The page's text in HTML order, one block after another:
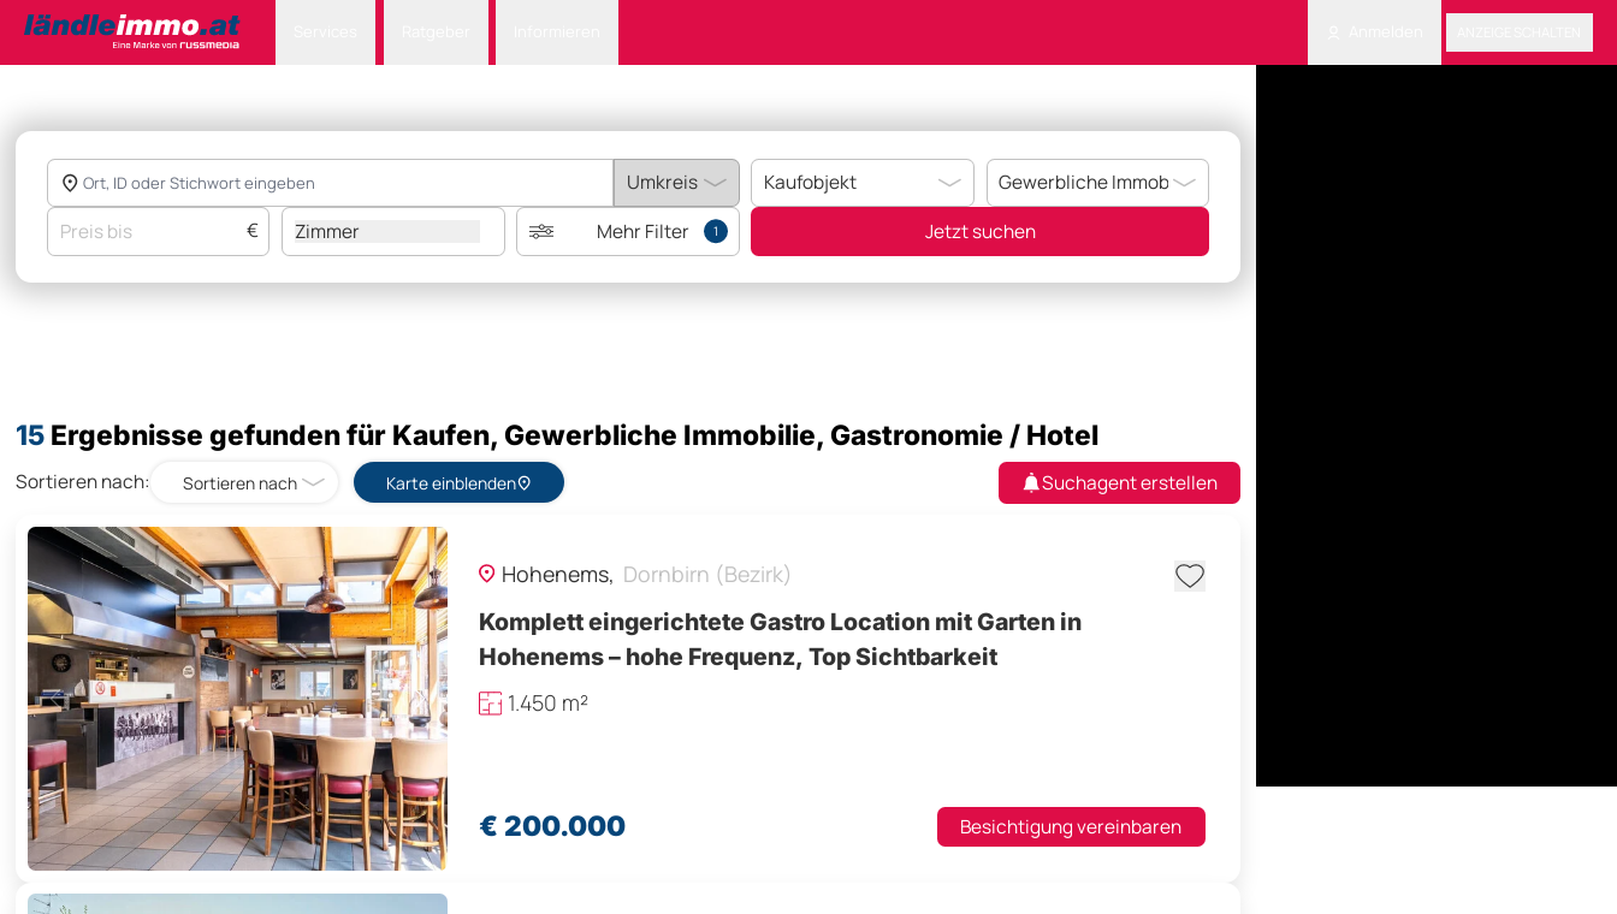
€ Zimmer Mehr Filter 1 Jetzt suchen
15 Ergebnisse gefunden für Kaufen, Gewerbliche Immobilie, Gastronomie / Hotel
Sortieren nach: Sortieren nach Karte einblenden Suchagent erstellen
Hohenems, Dornbirn (Bezirk)
Komplett eingerichtete Gastro Location mit Garten in
Hohenems – hohe Frequenz, Top Sichtbarkeit
1.450 m²
€ 200.000 Besichtigung vereinbaren